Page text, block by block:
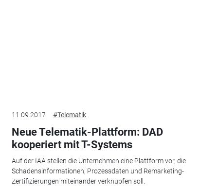
11.09.2017 #Telematik
Neue Telematik-Plattform: DAD
kooperiert mit T-Systems
Auf der IAA stellen die Unternehmen eine Plattform vor, die
Schadensinformationen, Prozessdaten und Remarketing-
Zertifizierungen miteinander verknüpfen soll.